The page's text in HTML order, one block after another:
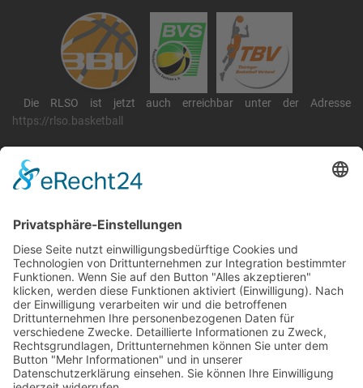
Die RLSO ist jetzt auch erreichbar unter der Adresse
https://rlso.basketball
RLSO Minikalender
August 2026
Mo Di Mi Do Fr Sa
So
3127 28 29 30 31 1 2